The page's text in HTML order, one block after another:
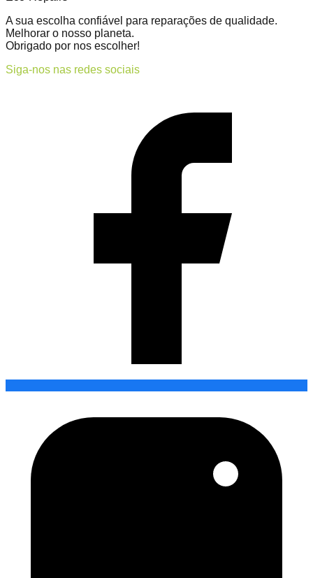
A sua escolha confiável para reparações de qualidade.
Melhorar o nosso planeta.
Obrigado por nos escolher!
Siga-nos nas redes sociais